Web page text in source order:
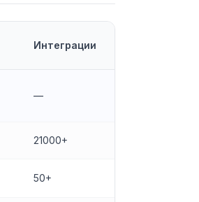
Интеграции
—
21000+
50+